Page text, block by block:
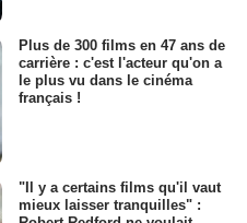
Plus de 300 films en 47 ans de
carrière : c'est l'acteur qu'on a
le plus vu dans le cinéma
français !
"Il y a certains films qu'il vaut
mieux laisser tranquilles" :